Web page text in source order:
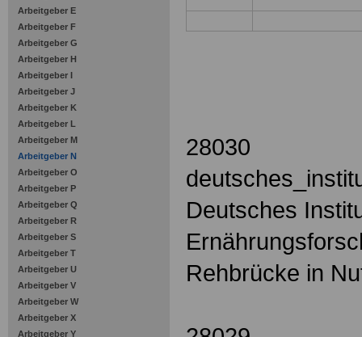
Arbeitgeber E
Arbeitgeber F
Arbeitgeber G
Arbeitgeber H
Arbeitgeber I
Arbeitgeber J
Arbeitgeber K
Arbeitgeber L
Arbeitgeber M
Arbeitgeber N
Arbeitgeber O
Arbeitgeber P
Arbeitgeber Q
Arbeitgeber R
Arbeitgeber S
Arbeitgeber T
Arbeitgeber U
Arbeitgeber V
Arbeitgeber W
Arbeitgeber X
Arbeitgeber Y
28030
Deutsches
Rehbrücke in